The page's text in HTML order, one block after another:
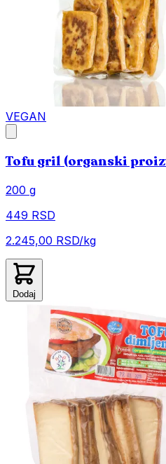
VEGAN
Tofu gril (organski
200 g
449 RSD
2.245,00 RSD/kg
Dodaj